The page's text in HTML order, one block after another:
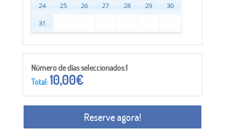
24
25 26 27 28 29
30
31
Número de días seleccionados:1
Total:10,00€
Reserve agora!